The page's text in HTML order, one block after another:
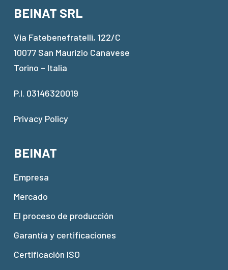
BEINAT SRL
Via Fatebenefratelli, 122/C
10077 San Maurizio Canavese
Torino – Italia
P.I. 03146320019
Privacy Policy
BEINAT
Empresa
Mercado
El proceso de producción
Garantía y certificaciones
Certificación ISO